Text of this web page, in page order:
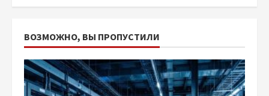
ВОЗМОЖНО, ВЫ ПРОПУСТИЛИ